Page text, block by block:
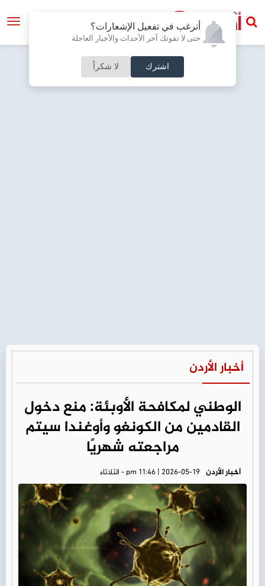
أترغب في تفعيل الإشعارات؟
حتى لا تفوتك آخر الأحداث والأخبار العاجلة
اشترك لا شكراً
أخبار الأردن
الوطني لمكافحة الأوبئة: منع دخول
القادمين من الكونغو وأوغندا سيتم
مراجعته شهريًا
أخبار الأردن pm 11:46 | 2026-05-19 - الثلاثاء